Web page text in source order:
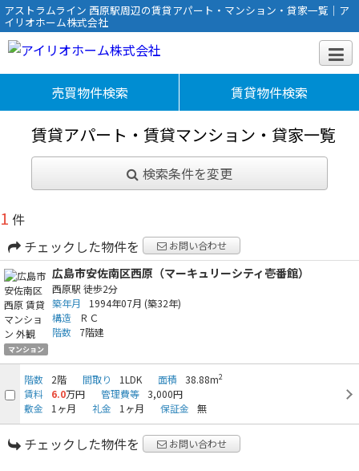
アストラムライン 西原駅周辺の賃貸アパート・マンション・貸家一覧｜ア
イリオホーム株式会社
売買物件検索 賃貸物件検索
賃貸アパート・賃貸マンション・貸家一覧
検索条件を変更
1 件
チェックした物件を
お問い合わせ
マンション
広島市安佐南区西原（マーキュリーシティ壱番館）
西原駅 徒歩2分
築年月
1994年07月 (築32年)
構造
ＲＣ
階数
7階建
階数 2階 間取り 1LDK 面積 38.88m2
賃料 6.0万円 管理費等 3,000円
敷金
1ヶ月 礼金 1ヶ月 保証金 無
チェックした物件を お問い合わせ